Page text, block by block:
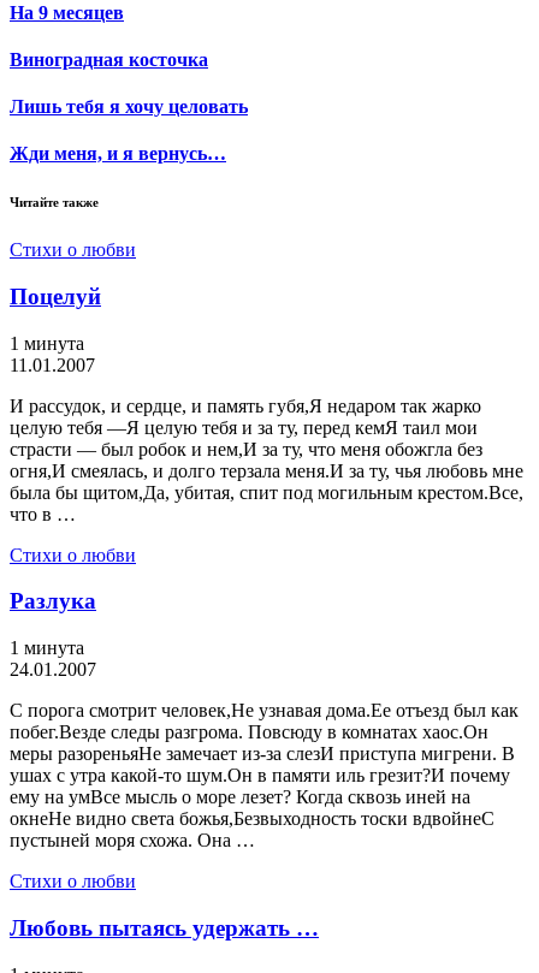
На 9 месяцев
Виноградная косточка
Лишь тебя я хочу целовать
Жди меня, и я вернусь…
Читайте также
Стихи о любви
Поцелуй
1 минута
11.01.2007
И рассудок, и сердце, и память губя,Я недаром так жарко
целую тебя —Я целую тебя и за ту, перед кемЯ таил мои
страсти — был робок и нем,И за ту, что меня обожгла без
огня,И смеялась, и долго терзала меня.И за ту, чья любовь мне
была бы щитом,Да, убитая, спит под могильным крестом.Все,
что в …
Стихи о любви
Разлука
1 минута
24.01.2007
С порога смотрит человек,Не узнавая дома.Ее отъезд был как
побег.Везде следы разгрома. Повсюду в комнатах хаос.Он
меры разореньяНе замечает из-за слезИ приступа мигрени. В
ушах с утра какой-то шум.Он в памяти иль грезит?И почему
ему на умВсе мысль о море лезет? Когда сквозь иней на
окнеНе видно света божья,Безвыходность тоски вдвойнеС
пустыней моря схожа. Она …
Стихи о любви
Любовь пытаясь удержать …